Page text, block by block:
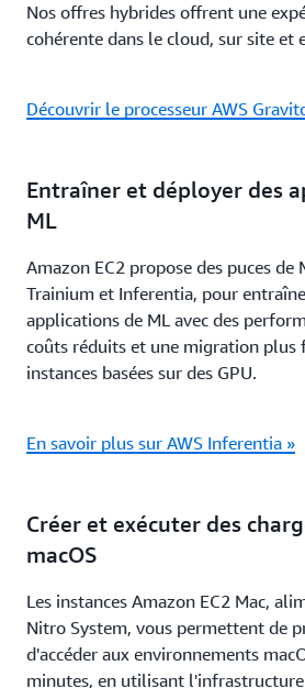
Nos offres hybrides offrent une
cohérente dans le cloud, sur site et
Découvrir le processeur AWS
Entraîner et déployer des
ML
Amazon EC2 propose des puces de
Trainium et Inferentia, pour
applications de ML avec des
coûts réduits et une migration plus
instances basées sur des GPU.
En savoir plus sur AWS Inferentia »
Créer et exécuter des
macOS
Les instances Amazon EC2 Mac,
Nitro System, vous permettent de
d'accéder aux environnements
minutes, en utilisant